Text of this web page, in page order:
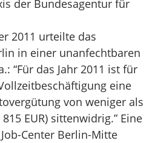
der Bundesagentur für
2011 urteilte das
in einer unanfechtbaren
“Für das Jahr 2011 ist für
eine
von weniger als
EUR) sittenwidrig.” Eine
Center Berlin-Mitte